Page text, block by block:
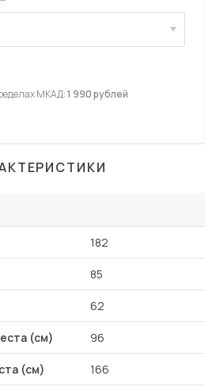
МКАД:1 990 рублей
182
85
62
(см) 96
(см) 166